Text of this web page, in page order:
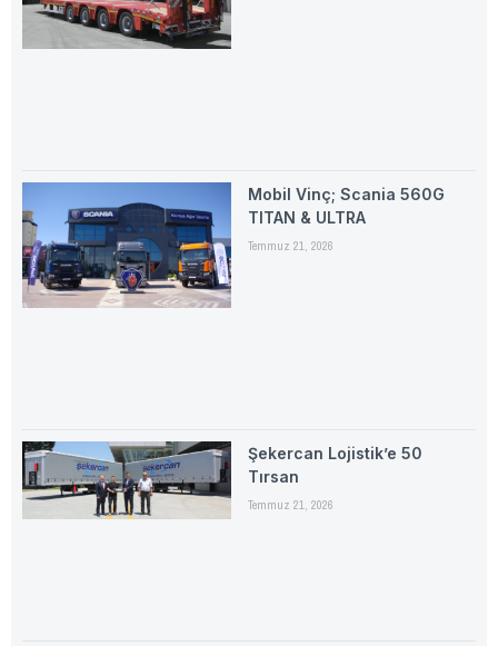
Mobil Vinç; Scania 560G
TITAN & ULTRA
Temmuz 21, 2026
Şekercan Lojistik’e 50
Tırsan
Temmuz 21, 2026